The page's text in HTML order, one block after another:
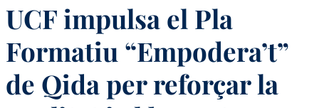
UCF impulsa el Pla
Formatiu “Empodera’t”
de Qida per reforçar la